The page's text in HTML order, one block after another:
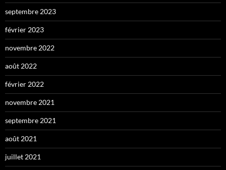
septembre 2023
février 2023
novembre 2022
août 2022
février 2022
novembre 2021
septembre 2021
août 2021
juillet 2021